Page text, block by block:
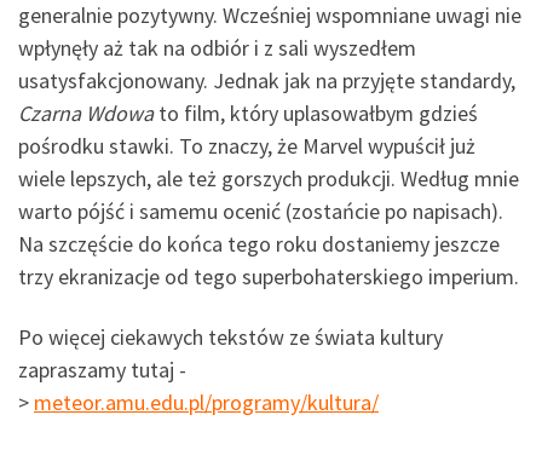
generalnie pozytywny. Wcześniej wspomniane uwagi nie
wpłynęły aż tak na odbiór i z sali wyszedłem
usatysfakcjonowany. Jednak jak na przyjęte standardy,
Czarna Wdowato film, który uplasowałbym gdzieś
pośrodku stawki. To znaczy, że Marvel wypuścił już
wiele lepszych, ale też gorszych produkcji. Według mnie
warto pójść i samemu ocenić (zostańcie po napisach).
Na szczęście do końca tego roku dostaniemy jeszcze
trzy ekranizacje od tego superbohaterskiego imperium.
Po więcej ciekawych tekstów ze świata kultury
zapraszamy tutaj -
> meteor.amu.edu.pl/programy/kultura/